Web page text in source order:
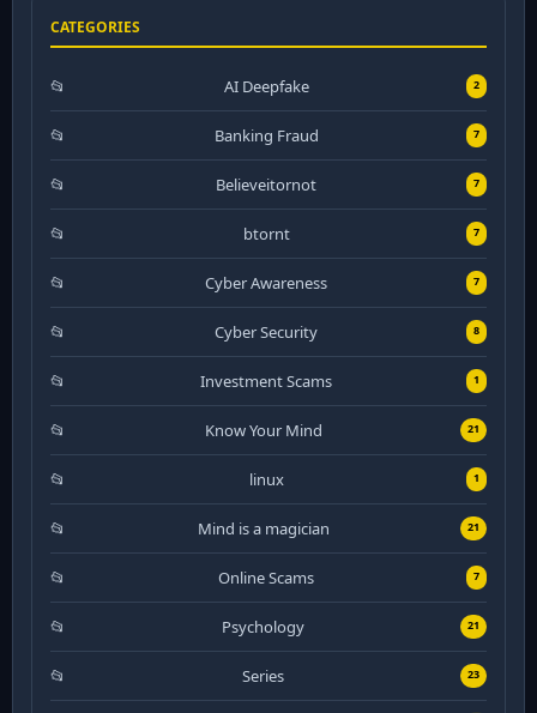
CATEGORIES
AI Deepfake 2
Banking Fraud 7
Believeitornot 7
btornt 7
Cyber Awareness 7
Cyber Security 8
Investment Scams 1
Know Your Mind 21
linux 1
Mind is a magician 21
Online Scams 7
Psychology 21
Series 23